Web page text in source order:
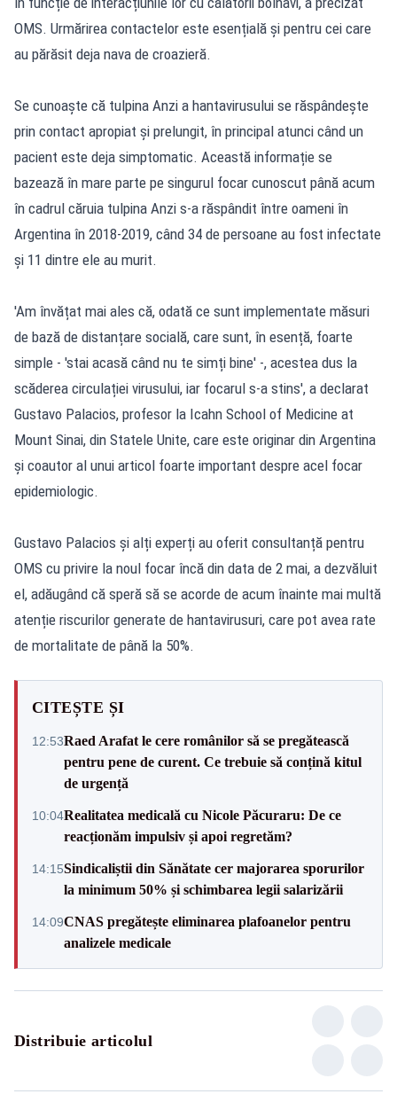
OMS. Urmărirea contactelor este esențială și pentru cei care
au părăsit deja nava de croazieră.
Se cunoaște că tulpina Anzi a hantavirusului se răspândește
prin contact apropiat și prelungit, în principal atunci când un
pacient este deja simptomatic. Această informație se
bazează în mare parte pe singurul focar cunoscut până acum
în cadrul căruia tulpina Anzi s-a răspândit între oameni în
Argentina în 2018-2019, când 34 de persoane au fost infectate
și 11 dintre ele au murit.
'Am învățat mai ales că, odată ce sunt implementate măsuri
de bază de distanțare socială, care sunt, în esență, foarte
simple - 'stai acasă când nu te simți bine' -, acestea dus la
scăderea circulației virusului, iar focarul s-a stins', a declarat
Gustavo Palacios, profesor la Icahn School of Medicine at
Mount Sinai, din Statele Unite, care este originar din Argentina
și coautor al unui articol foarte important despre acel focar
epidemiologic.
Gustavo Palacios și alți experți au oferit consultanță pentru
OMS cu privire la noul focar încă din data de 2 mai, a dezvăluit
el, adăugând că speră să se acorde de acum înainte mai multă
atenție riscurilor generate de hantavirusuri, care pot avea rate
de mortalitate de până la 50%.
CITEȘTE ȘI
12:53Raed Arafat le cere românilor să se pregătească
pentru pene de curent. Ce trebuie să conțină kitul
de urgență
10:04Realitatea medicală cu Nicole Păcuraru: De ce
reacționăm impulsiv și apoi regretăm?
14:15Sindicaliștii din Sănătate cer majorarea sporurilor
la minimum 50% și schimbarea legii salarizării
14:09CNAS pregătește eliminarea plafoanelor pentru
analizele medicale
Distribuie articolul